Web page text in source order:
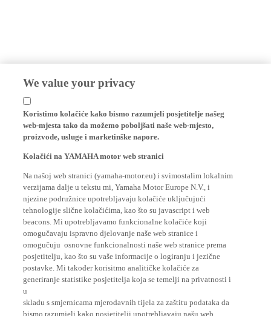
We value your privacy
Koristimo kolačiće kako bismo razumjeli posjetitelje našeg
web-mjesta tako da možemo poboljšati naše web-mjesto,
proizvode, usluge i marketinške napore.
Kolačići na YAMAHA motor web stranici
Na našoj web stranici (yamaha-motor.eu) i svimostalim lokalnim
verzijama dalje u tekstu mi, Yamaha Motor Europe N.V., i
njezine podružnice upotrebljavaju kolačiće uključujući
tehnologije slične kolačićima, kao što su javascript i web
beacons. Mi upotrebljavamo funkcionalne kolačiće koji
omogučavaju ispravno djelovanje naše web stranice i
omogučuju osnovne funkcionalnosti naše web stranice prema
posjetitelju, kao što su vaše informacije o logiranju i jezične
postavke. Mi također korisitmo analitičke kolačiće za
generiranje statistike posjetitelja koja se temelji na privatnosti i
skladu s smjernicama mjerodavnih tijela za zaštitu podataka da
bismo razumjeli kako posjetitelji upotrebljavaju našu web